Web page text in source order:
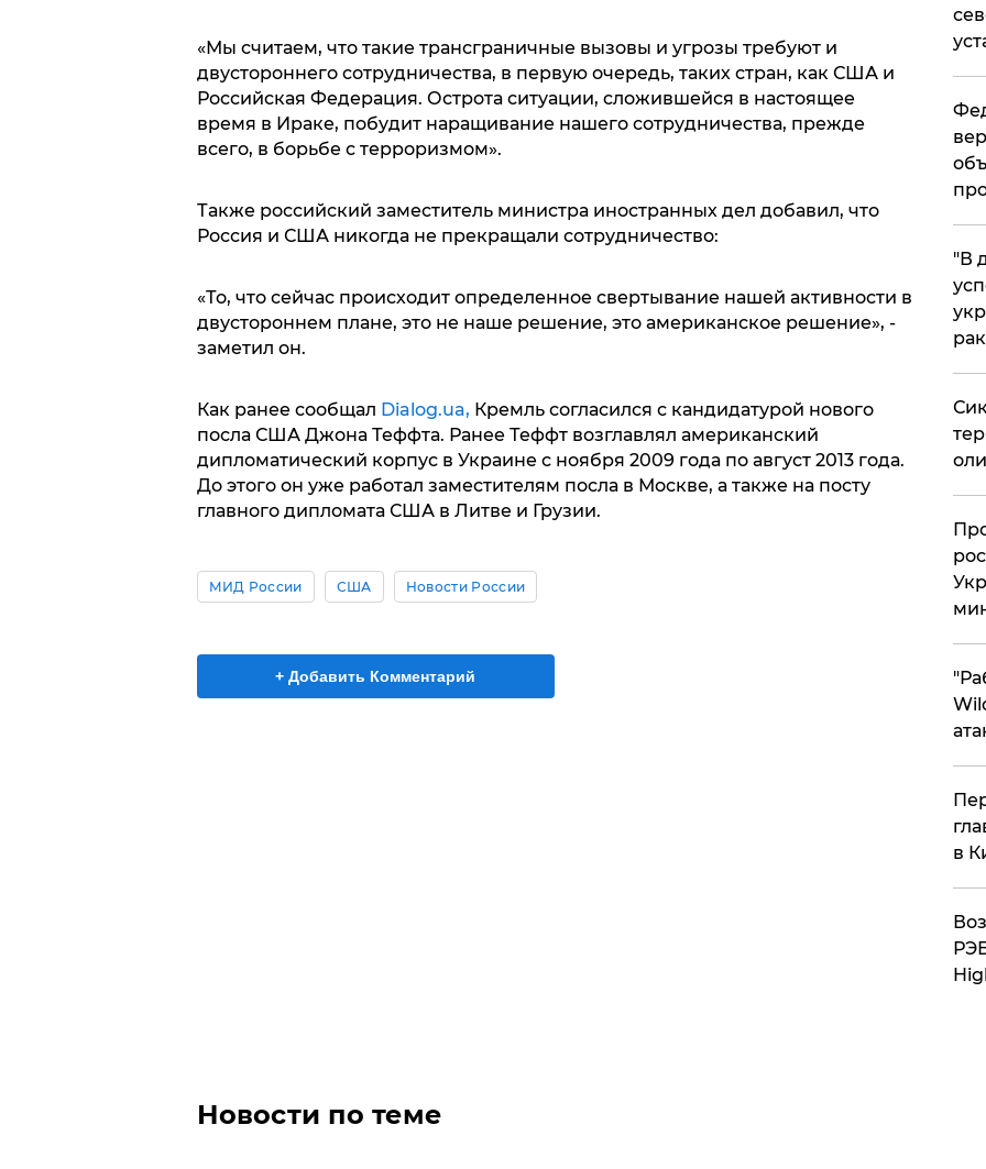
«Мы считаем, что такие трансграничные вызовы и угрозы требуют и
двустороннего сотрудничества, в первую очередь, таких стран, как США и
Российская Федерация. Острота ситуации, сложившейся в настоящее
время в Ираке, побудит наращивание нашего сотрудничества, прежде
всего, в борьбе с терроризмом».
Также российский заместитель министра иностранных дел добавил, что
Россия и США никогда не прекращали сотрудничество:
«То, что сейчас происходит определенное свертывание нашей активности в
двустороннем плане, это не наше решение, это американское решение», -
заметил он.
Как ранее сообщал Dialog.ua, Кремль согласился с кандидатурой нового
посла США Джона Теффта. Ранее Теффт возглавлял американский
дипломатический корпус в Украине с ноября 2009 года по август 2013 года.
До этого он уже работал заместителям посла в Москве, а также на посту
главного дипломата США в Литве и Грузии.
МИД России США Новости России
+ Добавить Комментарий
Новости по теме
​"В
в